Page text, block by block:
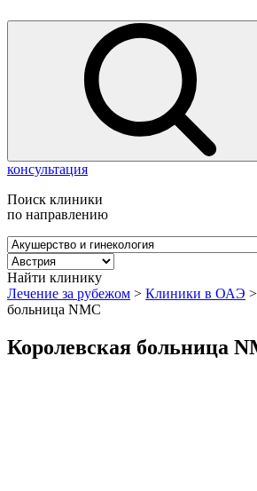
консультация
Поиск клиники
по направлению
Найти клинику
Лечение за рубежом > Клиники в ОАЭ >
больница NMC
Королевская больница